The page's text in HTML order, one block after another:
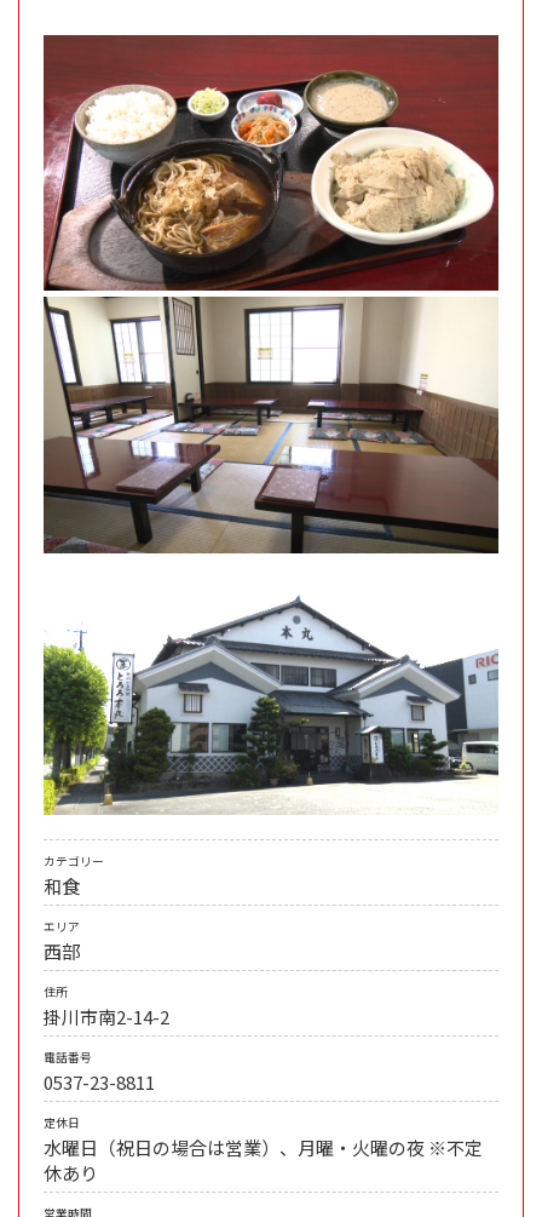
カテゴリー
和食
エリア
西部
住所
掛川市南2-14-2
電話番号
0537-23-8811
定休日
水曜日（祝日の場合は営業）、月曜・火曜の夜 ※不定
休あり
営業時間